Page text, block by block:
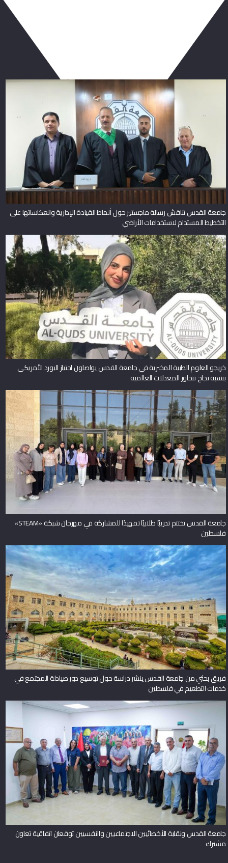
جامعة القدس تناقش رسالة ماجستير حول أنماط القيادة الإدارية وانعكاساتها على
التخطيط المستدام لاستخدامات الأراضي
خريجو العلوم الطبية المخبرية في جامعة القدس يواصلون اجتياز البورد الأمريكي
بنسبة نجاح تتجاوز المعدلات العالمية
فلسطين
فريق بحثي من جامعة القدس ينشر دراسة حول توسيع دور صيادلة المجتمع في
خدمات التطعيم في فلسطين
جامعة القدس ونقابة الأخصائيين الاجتماعيين والنفسيين توقعان اتفاقية تعاون